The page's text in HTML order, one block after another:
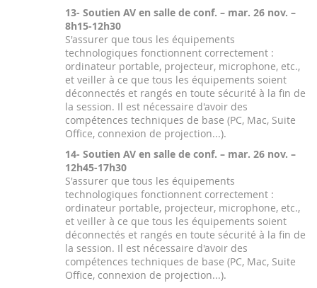
13- Soutien AV en salle de conf. – mar. 26 nov. –
8h15-12h30
S'assurer que tous les équipements
technologiques fonctionnent correctement :
ordinateur portable, projecteur, microphone, etc.,
et veiller à ce que tous les équipements soient
déconnectés et rangés en toute sécurité à la fin de
la session. Il est nécessaire d'avoir des
compétences techniques de base (PC, Mac, Suite
Office, connexion de projection...).
14- Soutien AV en salle de conf. – mar. 26 nov. –
12h45-17h30
S'assurer que tous les équipements
technologiques fonctionnent correctement :
ordinateur portable, projecteur, microphone, etc.,
et veiller à ce que tous les équipements soient
déconnectés et rangés en toute sécurité à la fin de
la session. Il est nécessaire d'avoir des
compétences techniques de base (PC, Mac, Suite
Office, connexion de projection...).